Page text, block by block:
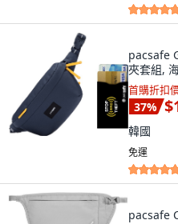
pacsafe
夾套組,
首購折扣
37%
韓國
免運
pacsafe